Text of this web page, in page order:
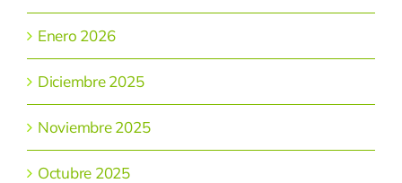
Enero 2026
Diciembre 2025
Noviembre 2025
Octubre 2025